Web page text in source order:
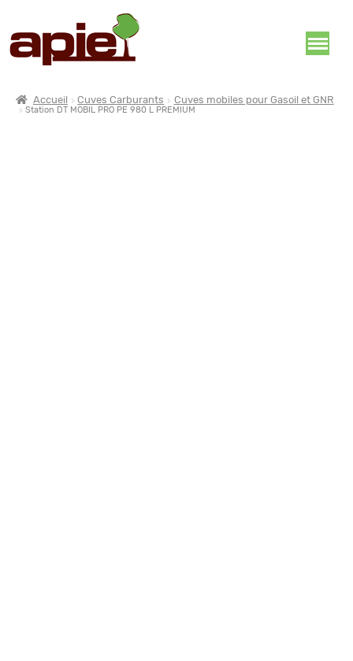
Accueil Cuves Carburants Cuves mobiles pour Gasoil et GNR
Station DT MOBIL PRO PE 980 L PREMIUM